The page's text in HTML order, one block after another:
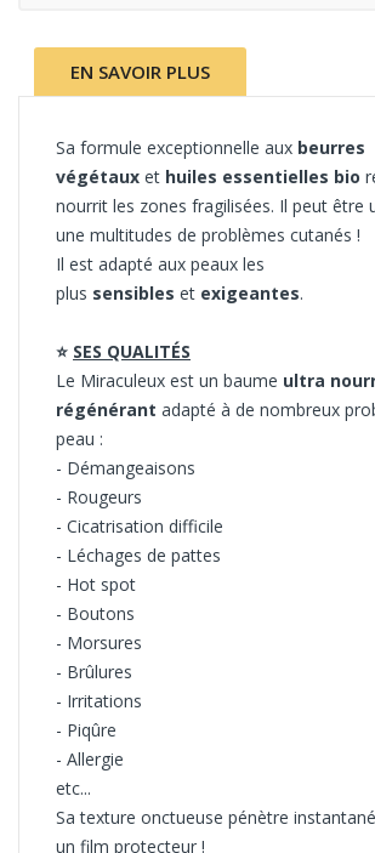
EN SAVOIR PLUS
Sa formule exceptionnelle aux beurres
végétaux et huiles essentielles bio
nourrit les zones fragilisées. Il peut être
une multitudes de problèmes cutanés !
Il est adapté aux peaux les
plus sensibles et exigeantes.
⭐ SES QUALITÉS
Le Miraculeux est un baume ultra
régénérant adapté à de nombreux
peau :
- Démangeaisons
- Rougeurs
- Cicatrisation difficile
- Léchages de pattes
- Hot spot
- Boutons
- Morsures
- Brûlures
- Irritations
- Piqûre
- Allergie
etc...
Sa texture onctueuse pénètre
un film protecteur !